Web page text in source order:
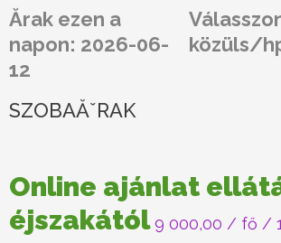
Ărak ezen a
napon: 2026-06-
12
közüls/
SZOBAĂˇRAK
Online ajánlat
éjszakától 9 000,00 / fő /